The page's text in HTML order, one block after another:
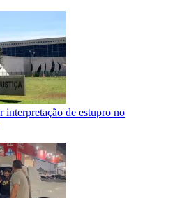
interpretação de estupro no